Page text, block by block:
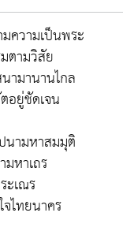
ความเป็นพระ
ตามวิสัย
ามานานไกล
อยู่ชัดเจน
นามหาสมมุติ
หาเถร
ะเณร
ไทยนาคร